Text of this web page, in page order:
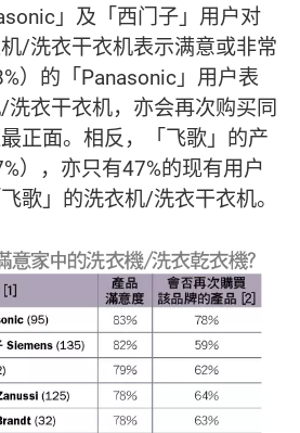
」及「西门子」用户对
/洗衣干衣机表示满意或非常
）的「Panasonic」用户表
衣干衣机，亦会再次购买同
正面。相反，「飞歌」的产
），亦只有47%的现有用户
歌」的洗衣机/洗衣干衣机。